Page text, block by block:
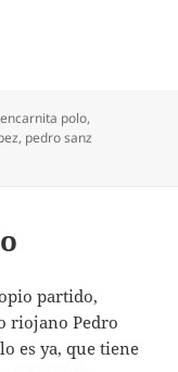
encarnita polo,
, pedro sanz
partido,
riojano Pedro
es ya, que tiene